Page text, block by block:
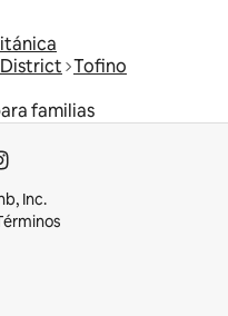
Tofino
familias
Inc.